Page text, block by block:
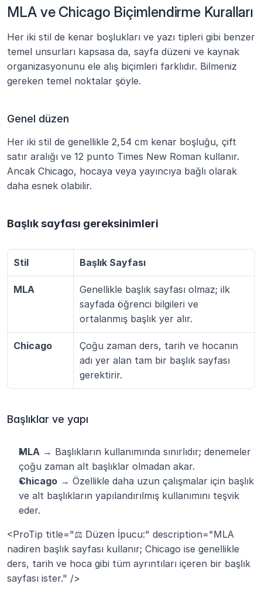
MLA ve Chicago Biçimlendirme Kuralları
Her iki stil de kenar boşlukları ve yazı tipleri gibi benzer
temel unsurları kapsasa da, sayfa düzeni ve kaynak
organizasyonunu ele alış biçimleri farklıdır. Bilmeniz
gereken temel noktalar şöyle.
Genel düzen
Her iki stil de genellikle 2,54 cm kenar boşluğu, çift
satır aralığı ve 12 punto Times New Roman kullanır.
Ancak Chicago, hocaya veya yayıncıya bağlı olarak
daha esnek olabilir.
Başlık sayfası gereksinimleri
Stil Başlık Sayfası
MLA
Genellikle başlık sayfası olmaz; ilk
sayfada öğrenci bilgileri ve
ortalanmış başlık yer alır.
Chicago
Çoğu zaman ders, tarih ve hocanın
adı yer alan tam bir başlık sayfası
gerektirir.
Başlıklar ve yapı
MLA → Başlıkların kullanımında sınırlıdır; denemeler
çoğu zaman alt başlıklar olmadan akar.
Chicago → Özellikle daha uzun çalışmalar için başlık
ve alt başlıkların yapılandırılmış kullanımını teşvik
eder.
<ProTip title="⚖️ Düzen İpucu:" description="MLA
nadiren başlık sayfası kullanır; Chicago ise genellikle
ders, tarih ve hoca gibi tüm ayrıntıları içeren bir başlık
sayfası ister." />